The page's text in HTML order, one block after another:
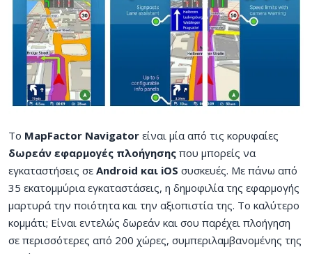
Το MapFactor Navigator είναι μία από τις κορυφαίες
δωρεάν εφαρμογές πλοήγησης που μπορείς να
εγκαταστήσεις σε Android και iOS συσκευές. Με πάνω από
35 εκατομμύρια εγκαταστάσεις, η δημοφιλία της εφαρμογής
μαρτυρά την ποιότητα και την αξιοπιστία της. Το καλύτερο
κομμάτι; Είναι εντελώς δωρεάν και σου παρέχει πλοήγηση
σε περισσότερες από 200 χώρες, συμπεριλαμβανομένης της